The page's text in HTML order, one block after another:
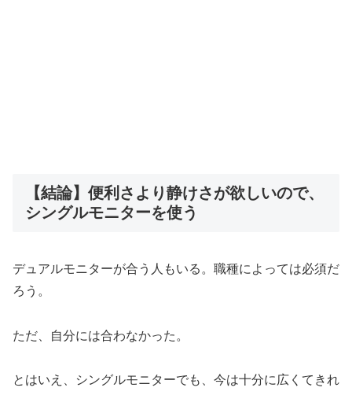
【結論】便利さより静けさが欲しいので、
シングルモニターを使う
デュアルモニターが合う人もいる。職種によっては必須だ
ろう。
ただ、自分には合わなかった。
とはいえ、シングルモニターでも、今は十分に広くてきれ